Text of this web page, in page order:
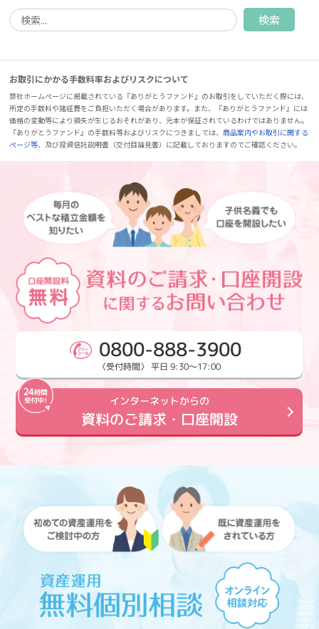
お取引にかかる手数料率およびリスクについて
弊社ホームページに掲載されている『ありがとうファンド』のお取引をしていただく際には、
所定の手数料や諸経費をご負担いただく場合があります。また、『ありがとうファンド』には
価格の変動等により損失が生じるおそれがあり、元本が保証されているわけではありません。
『ありがとうファンド』の手数料等およびリスクにつきましては、商品案内やお取引に関する
ページ等、及び投資信託説明書（交付目論見書）に記載しておりますのでご確認ください。
0800-888-3900
〈受付時間〉 平日 9:30～17:00
インターネットからの
資料のご請求・口座開設